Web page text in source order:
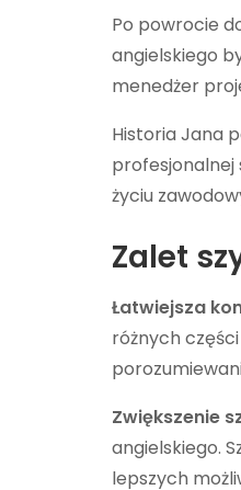
Po powrocie
angielskiego
menedżer
Historia Jana
profesjonalnej
życiu
Zalet
Łatwiejsza
różnych
Zwiększenie
angielskiego.
lepszych